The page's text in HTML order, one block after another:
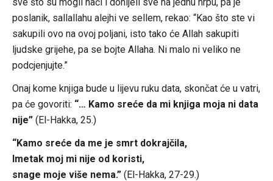
poslanik, sallallahu alejhi ve sellem, rekao: “Kao što ste vi
sakupili ovo na ovoj poljani, isto tako će Allah sakupiti
ljudske grijehe, pa se bojte Allaha. Ni malo ni veliko ne
podcjenjujte.”
Onaj kome knjiga bude u lijevu ruku data, skončat će u vatri,
pa će govoriti: “… Kamo sreće da mi knjiga moja ni data
nije”(El-Hakka, 25.)
“Kamo sreće da me je smrt dokrajčila,
Imetak moj mi nije od koristi,
snage moje više nema.”(El-Hakka, 27-29.)